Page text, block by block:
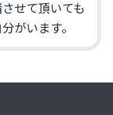
せて頂いても
がいます。